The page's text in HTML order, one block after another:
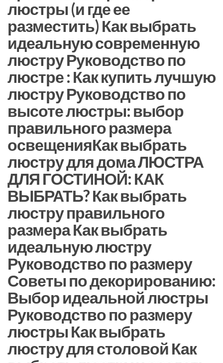
люстры (и где ее
разместить) Как выбрать
идеальную современную
люстру Руководство по
люстре : Как купить лучшую
люстру Руководство по
высоте люстры: выбор
правильного размера
освещенияКак выбрать
люстру для дома ЛЮСТРА
ДЛЯ ГОСТИНОЙ: КАК
ВЫБРАТЬ? Как выбрать
люстру правильного
размера Как выбрать
идеальную люстру
Руководство по размеру
Советы по декорированию:
Выбор идеальной люстры
Руководство по размеру
люстры Как выбрать
люстру для столовой Как